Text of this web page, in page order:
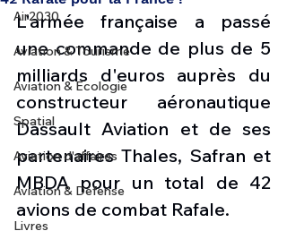
Air2030
Aviation & Tourisme
Aviation & Ecologie
Spatial
Aviation d'affaires
Aviation & Défense
Livres
L'armée française a passé
une commande de plus de 5
milliards d'euros auprès du
constructeur aéronautique
Dassault Aviation et de ses
partenaires Thales, Safran et
MBDA pour un total de 42
avions de combat Rafale.